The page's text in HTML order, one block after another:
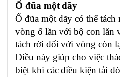
Ổ đũa một dãy
Ổ đũa một dãy có thể
vòng ổ lăn với bộ con lăn
tách rời đối với vòng còn
Điều này giúp cho việc
biệt khi các điều kiện tải